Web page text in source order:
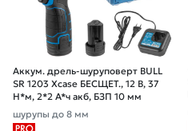
Аккум. дрель-шуруповерт BULL
SR 1203 Xcase БЕСЩЕТ., 12 В, 37
Н*м, 2*2 А*ч акб, БЗП 10 мм
шурупы до 8 мм